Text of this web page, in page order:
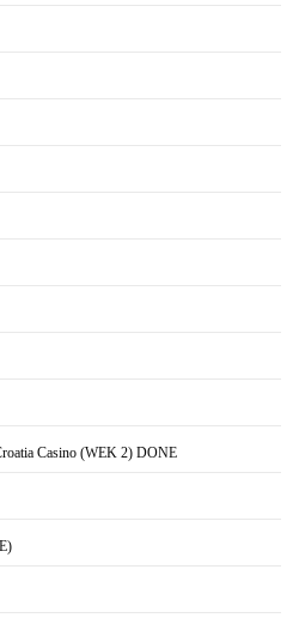
Casino (WEK 2) DONE